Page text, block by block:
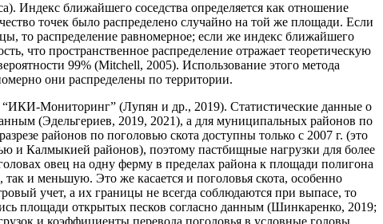
Индекс ближайшего соседства определяется как отношение
точек было распределено случайно на той же площади. Если
то распределение равномерное; если же индекс ближайшего
что пространственное распределение отражает теоретическую
99% (Mitchell, 2005). Использование этого метода
они распределены по территории.
Мониторинг” (Лупян и др., 2019). Статистические данные о
(Эдельгериев, 2019, 2021), а для муниципальных районов по
районов по поголовью скота доступны только с 2007 г. (это
и Калмыкией районов), поэтому пастбищные нагрузки для более
овец на одну ферму в пределах района к площади полигона
и меньшую. Это же касается и поголовья скота, особенно
учет, а их границы не всегда соблюдаются при выпасе, то
площади открытых песков согласно данным (Шинкаренко, 2019;